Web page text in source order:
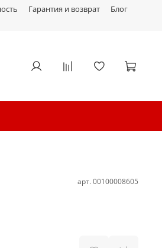
Гарантия и возврат Блог
арт.00100008605